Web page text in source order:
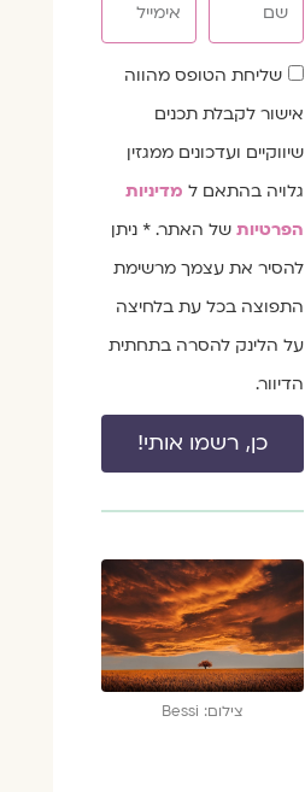
שדהשליחת הטופס מהווה
אישור לקבלת תכנים
שיווקיים ועדכונים ממגזין
גלויה בהתאם למדיניות
הפרטיותשל האתר. * ניתן
להסיר את עצמך מרשימת
התפוצה בכל עת בלחיצה
על הלינק להסרה בתחתית
הדיוור.
כן, רשמו אותי!
צילום: Bessi